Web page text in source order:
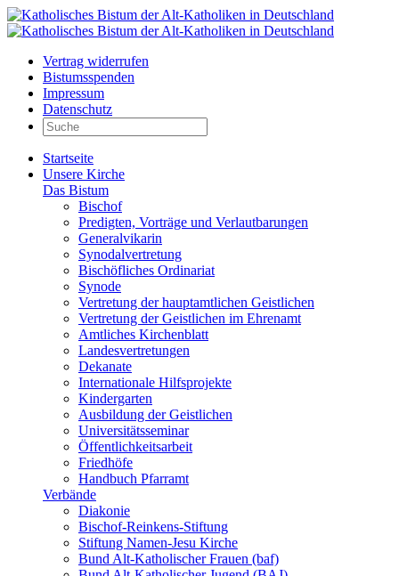
Vertrag widerrufen
Bistumsspenden
Impressum
Datenschutz
Startseite
Unsere Kirche
Das Bistum
Bischof
Predigten, Vorträge und Verlautbarungen
Generalvikarin
Synodalvertretung
Bischöfliches Ordinariat
Synode
Vertretung der hauptamtlichen Geistlichen
Vertretung der Geistlichen im Ehrenamt
Amtliches Kirchenblatt
Landesvertretungen
Dekanate
Internationale Hilfsprojekte
Kindergarten
Ausbildung der Geistlichen
Universitätsseminar
Öffentlichkeitsarbeit
Friedhöfe
Handbuch Pfarramt
Verbände
Diakonie
Bischof-Reinkens-Stiftung
Stiftung Namen-Jesu Kirche
Bund Alt-Katholischer Frauen (baf)